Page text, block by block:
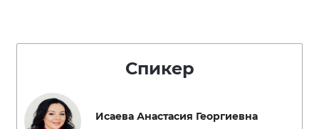
Спикер
Исаева Анастасия Георгиевна